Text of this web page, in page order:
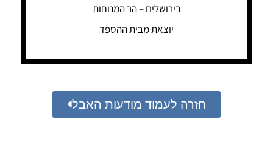
בירושלים – הר המנוחות
יוצאת מבית ההספד
חזרה לעמוד מודעות האבל